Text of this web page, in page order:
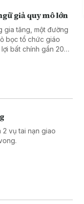
giả quy mô lớn
gia tăng, một đường
bọc tổ chức giáo
bất chính gần 200
vụ tai nạn giao